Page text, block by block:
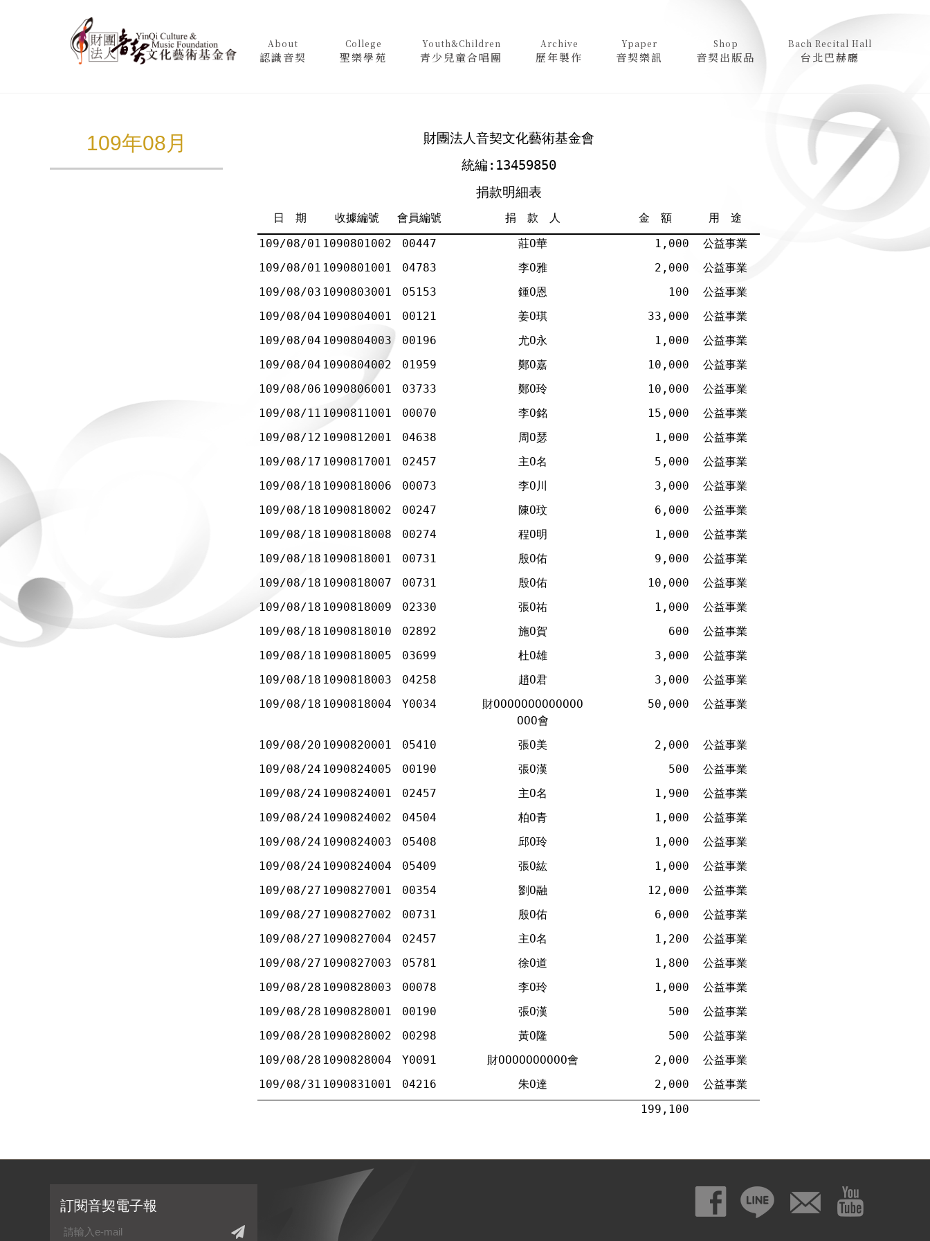
About
認識音契
College
聖樂學苑
Youth&Children
青少兒童合唱團
Archive
歷年製作
Ypaper
音契樂訊
Shop
音契出版品
Bach Recital Hall
台北巴赫廳
109年08月
財團法人音契文化藝術基金會
統編:13459850
捐款明細表
日 期 收據編號 會員編號 捐 款 人 金 額
用 途
109/08/01 1090801002 00447 莊Ο華 1,000
公益事業
109/08/01 1090801001 04783 李Ο雅 2,000
公益事業
109/08/03 1090803001 05153 鍾Ο恩 100
公益事業
109/08/04 1090804001 00121 姜Ο琪 33,000
公益事業
109/08/04 1090804003 00196 尤Ο永 1,000
公益事業
109/08/04 1090804002 01959 鄭Ο嘉 10,000
公益事業
109/08/06 1090806001 03733 鄭Ο玲 10,000
公益事業
109/08/11 1090811001 00070 李Ο銘 15,000
公益事業
109/08/12 1090812001 04638 周Ο瑟 1,000
公益事業
109/08/17 1090817001 02457 主Ο名 5,000
公益事業
109/08/18 1090818006 00073 李Ο川 3,000
公益事業
109/08/18 1090818002 00247 陳Ο玟 6,000
公益事業
109/08/18 1090818008 00274 程Ο明 1,000
公益事業
109/08/18 1090818001 00731 殷Ο佑 9,000
公益事業
109/08/18 1090818007 00731 殷Ο佑 10,000
公益事業
109/08/18 1090818009 02330 張Ο祐 1,000
公益事業
109/08/18 1090818010 02892 施Ο賀 600
公益事業
109/08/18 1090818005 03699 杜Ο雄 3,000
公益事業
109/08/18 1090818003 04258 趙Ο君 3,000
公益事業
109/08/18 1090818004 Y0034
財ΟΟΟΟΟΟΟΟΟΟΟΟΟ
ΟΟΟ會
50,000 公益事業
109/08/20 1090820001 05410 張Ο美 2,000
公益事業
109/08/24 1090824005 00190 張Ο漢 500
公益事業
109/08/24 1090824001 02457 主Ο名 1,900
公益事業
109/08/24 1090824002 04504 柏Ο青 1,000
公益事業
109/08/24 1090824003 05408 邱Ο玲 1,000
公益事業
109/08/24 1090824004 05409 張Ο紘 1,000
公益事業
109/08/27 1090827001 00354 劉Ο融 12,000
公益事業
109/08/27 1090827002 00731 殷Ο佑 6,000
公益事業
109/08/27 1090827004 02457 主Ο名 1,200
公益事業
109/08/27 1090827003 05781 徐Ο道 1,800
公益事業
109/08/28 1090828003 00078 李Ο玲 1,000
公益事業
109/08/28 1090828001 00190 張Ο漢 500
公益事業
109/08/28 1090828002 00298 黃Ο隆 500
公益事業
109/08/28 1090828004 Y0091 財ΟΟΟΟΟΟΟΟΟΟ會 2,000
公益事業
109/08/31 1090831001 04216 朱Ο達 2,000
公益事業
199,100
訂閱音契電子報